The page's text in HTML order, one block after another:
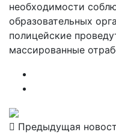
необходимости
образовательных
полицейские
массированные
Предыдущая